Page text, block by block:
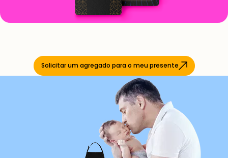
Solicitar um agregado para o meu presente